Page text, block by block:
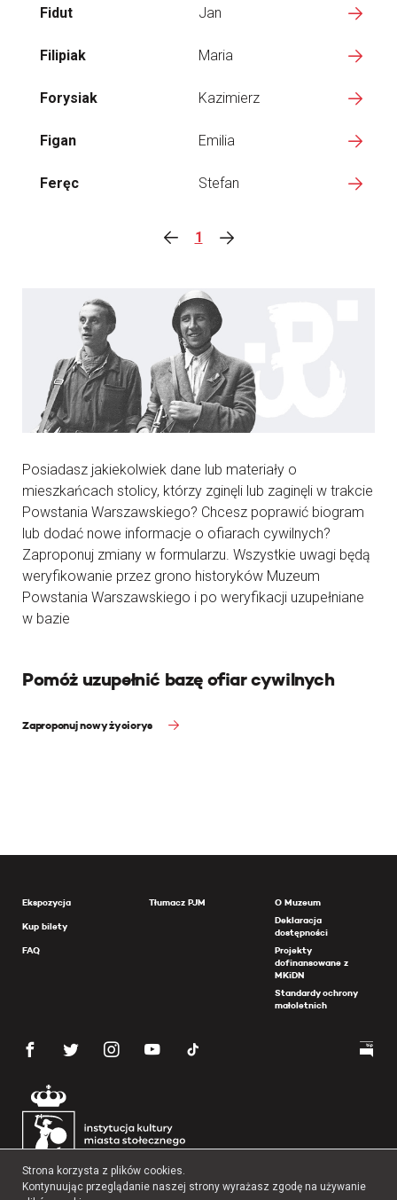
Fidut Jan
Filipiak Maria
Forysiak Kazimierz
Figan Emilia
Feręc Stefan
1
Posiadasz jakiekolwiek dane lub materiały o
mieszkańcach stolicy, którzy zginęli lub zaginęli w trakcie
Powstania Warszawskiego? Chcesz poprawić biogram
lub dodać nowe informacje o ofiarach cywilnych?
Zaproponuj zmiany w formularzu. Wszystkie uwagi będą
weryfikowanie przez grono historyków Muzeum
Powstania Warszawskiego i po weryfikacji uzupełniane
w bazie
Pomóż uzupełnić bazę ofiar cywilnych
Zaproponuj nowy życiorys
Ekspozycja
Kup bilety
FAQ
Tłumacz PJM
O Muzeum
Deklaracja
dostępności
Projekty
dofinansowane z
MKiDN
Standardy ochrony
małoletnich
Strona korzysta z plików cookies.
Kontynuując przeglądanie naszej strony wyrażasz zgodę na używanie